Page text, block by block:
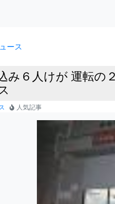
ース
み６人けが 運転の
人気記事